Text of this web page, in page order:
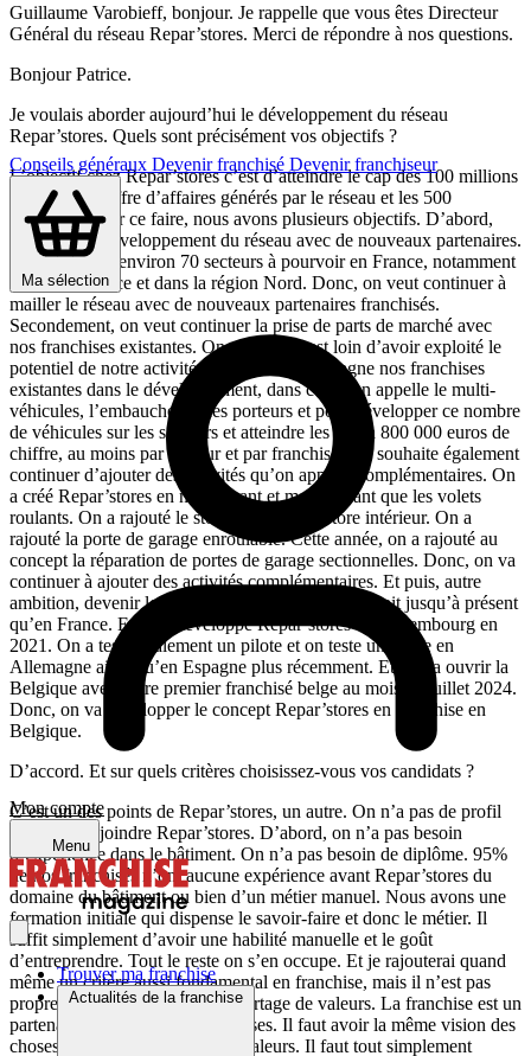
Conseils généraux Devenir franchisé Devenir franchiseur
Ma sélection
Mon compte
Menu
Trouver ma franchise
Actualités de la franchise
Guillaume Varobieff, bonjour. Je rappelle que vous êtes Directeur
Général du réseau Repar’stores. Merci de répondre à nos questions.
Bonjour Patrice.
Je voulais aborder aujourd’hui le développement du réseau
Repar’stores. Quels sont précisément vos objectifs ?
L’objectif chez Repar’stores c’est d’atteindre le cap des 100 millions
d’euros de chiffre d’affaires générés par le réseau et les 500
véhicules. Pour ce faire, nous avons plusieurs objectifs. D’abord,
continuer le développement du réseau avec de nouveaux partenaires.
Il reste encore environ 70 secteurs à pourvoir en France, notamment
en Île-de-France et dans la région Nord. Donc, on veut continuer à
mailler le réseau avec de nouveaux partenaires franchisés.
Secondement, on veut continuer la prise de parts de marché avec
nos franchises existantes. On sait qu’on est loin d’avoir exploité le
potentiel de notre activité. Donc, on accompagne nos franchises
existantes dans le développement, dans ce qu’on appelle le multi-
véhicules, l’embauche de des porteurs et pour développer ce nombre
de véhicules sur les secteurs et atteindre les 600 à 800 000 euros de
chiffre, au moins par secteur et par franchise. On souhaite également
continuer d’ajouter des activités qu’on appelle complémentaires. On
a créé Repar’stores en ne réparant et modernisant que les volets
roulants. On a rajouté le store extérieur, le store intérieur. On a
rajouté la porte de garage enroulable. Cette année, on a rajouté au
concept la réparation de portes de garage sectionnelles. Donc, on va
continuer à ajouter des activités complémentaires. Et puis, autre
ambition, devenir le leader européen, puisqu’on était jusqu’à présent
qu’en France. Et on a développé Repar’stores au Luxembourg en
2021. On a testé également un pilote et on teste un pilote en
Allemagne ainsi qu’en Espagne plus récemment. Et on va ouvrir la
Belgique avec notre premier franchisé belge au mois de juillet 2024.
Donc, on va développer le concept Repar’stores en franchise en
Belgique.
D’accord. Et sur quels critères choisissez-vous vos candidats ?
C’est un des points de Repar’stores, un autre. On n’a pas de profil
type pour rejoindre Repar’stores. D’abord, on n’a pas besoin
d’expérience dans le bâtiment. On n’a pas besoin de diplôme. 95%
de nos franchisés n’ont aucune expérience avant Repar’stores du
domaine du bâtiment ou bien d’un métier manuel. Nous avons une
formation initiale qui dispense le savoir-faire et donc le métier. Il
suffit simplement d’avoir une habilité manuelle et le goût
d’entreprendre. Tout le reste on s’en occupe. Et je rajouterai quand
même un critère aussi fondamental en franchise, mais il n’est pas
propre à Repar’stores, c’est le partage de valeurs. La franchise est un
partenariat entre chefs d’entreprises. Il faut avoir la même vision des
choses. Il faut avoir les mêmes valeurs. Il faut tout simplement